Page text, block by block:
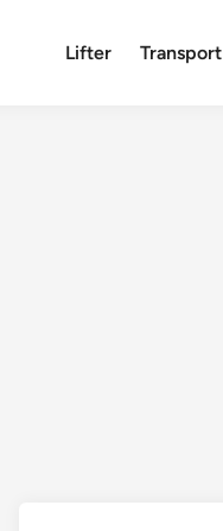
Lifter Transport